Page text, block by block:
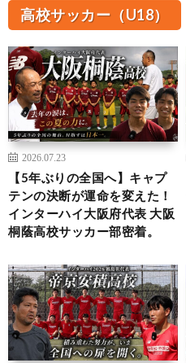
高校サッカー（U18）
2026.07.23
【5年ぶりの全国へ】キャプ
テンの決断が運命を変えた！
インターハイ大阪府代表 大阪
桐蔭高校サッカー部密着。